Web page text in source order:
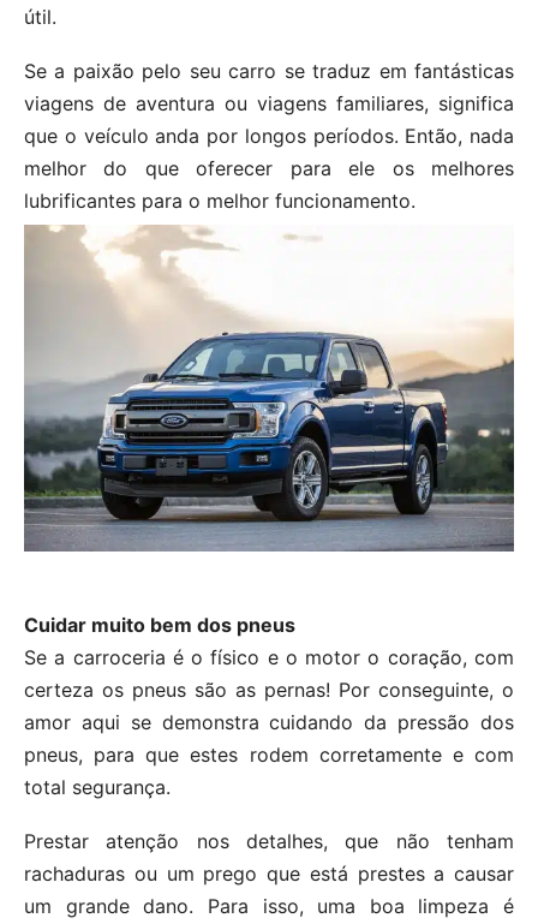
útil.
Se a paixão pelo seu carro se traduz em fantásticas
viagens de aventura ou viagens familiares, significa
que o veículo anda por longos períodos. Então, nada
melhor do que oferecer para ele os melhores
lubrificantes para o melhor funcionamento.
Cuidar muito bem dos pneus
Se a carroceria é o físico e o motor o coração, com
certeza os pneus são as pernas! Por conseguinte, o
amor aqui se demonstra cuidando da pressão dos
pneus, para que estes rodem corretamente e com
total segurança.
Prestar atenção nos detalhes, que não tenham
rachaduras ou um prego que está prestes a causar
um grande dano. Para isso, uma boa limpeza é